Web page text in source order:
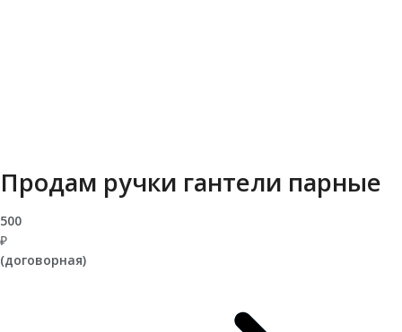
Продам ручки гантели парные
500
₽
(договорная)